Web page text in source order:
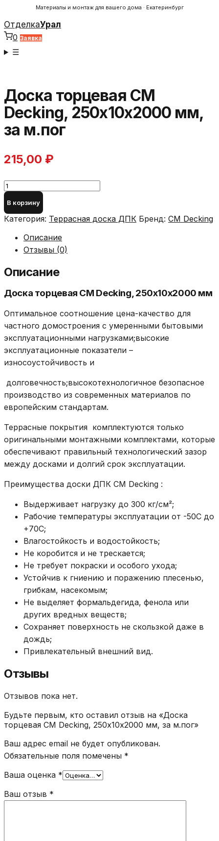
Материалы и монтаж для вашего дома · Екатеринбург
ОтделкаУрал
0 Заявка
☰
Доска торцевая CM
Decking, 250х10х2000 мм,
за м.пог
215,00 ₽
Количество
товара
Доска
торцевая
CM
Decking,
250х10х2000
мм,
м.пог
В корзину
Категория: Террасная доска ДПК Бренд: СМ Decking
Описание
Отзывы (0)
Описание
Доска торцевая CM Decking, 250х10х2000 мм
Оптимальное соотношение цена-качество для
частного домостроения с умеренными бытовыми
эксплуатационными нагрузками;высокие
эксплуатационные показатели –
износоустойчивость и
долговечность;высокотехнологичное безопасное
производство из современных материалов по
европейским стандартам.
Террасные покрытия комплектуются только
оригинальными монтажными комплектами, которые
обеспечивают правильный технологический зазор
между досками и долгий срок эксплуатации.
Преимущества доски ДПК CM Decking :
Выдерживает нагрузку до 300 кг/см²;
Рабочие температуры эксплуатации от -50С до
+70С;
Влагостойкость и водостойкость;
Не коробится и не трескается;
Не требует покраски и особого ухода;
Устойчив к гниению и поражению плесенью,
грибкам, насекомым;
Не выделяет формальдегида, фенола или
других вредных веществ;
Сохраняет поверхность не скользкой даже в
дождь;
Привлекательный внешний вид.
Отзывы
Отзывов пока нет.
Будьте первым, кто оставил отзыв на «Доска
торцевая CM Decking, 250х10х2000 мм, за м.пог»
Ваш адрес email не будет опубликован.
Обязательные поля помечены *
Ваша оценка *
Ваш отзыв *